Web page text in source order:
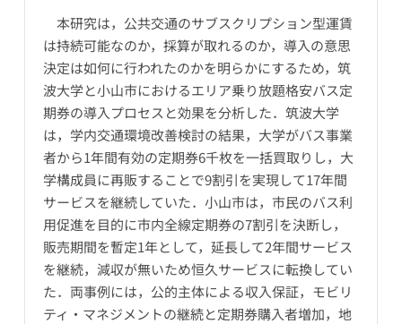
本研究は，公共交通のサブスクリプション型運賃
は持続可能なのか，採算が取れるのか，導入の意思
決定は如何に行われたのかを明らかにするため，筑
波大学と小山市におけるエリア乗り放題格安バス定
期券の導入プロセスと効果を分析した．筑波大学
は，学内交通環境改善検討の結果，大学がバス事業
者から1年間有効の定期券6千枚を一括買取りし，大
学構成員に再販することで9割引を実現して17年間
サービスを継続していた．小山市は，市民のバス利
用促進を目的に市内全線定期券の7割引を決断し，
販売期間を暫定1年として，延長して2年間サービス
を継続，減収が無いため恒久サービスに転換してい
た．両事例には，公的主体による収入保証，モビリ
ティ・マネジメントの継続と定期券購入者増加，地